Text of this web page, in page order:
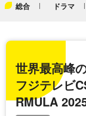
総合 ドラマ
世界最高峰
フジテレビ
RMULA